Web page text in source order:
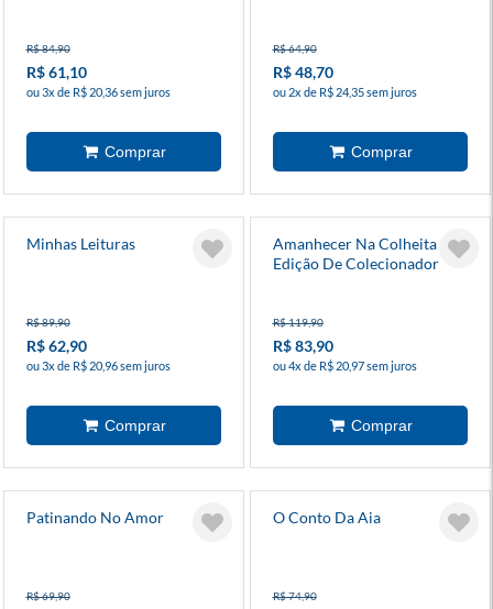
R$ 84,90
R$ 61,10
ou 3x de R$ 20,36 sem juros
R$ 64,90
R$ 48,70
ou 2x de R$ 24,35 sem juros
Minhas Leituras
R$ 89,90
R$ 62,90
ou 3x de R$ 20,96 sem juros
Amanhecer Na Colheita -
Edição De Colecionador
R$ 119,90
R$ 83,90
ou 4x de R$ 20,97 sem juros
Patinando No Amor
R$ 69,90
O Conto Da Aia
R$ 74,90